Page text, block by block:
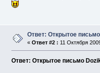
Ответ: Открытое
« Ответ #2 : 11 Октября
Ответ: Открытое письмо